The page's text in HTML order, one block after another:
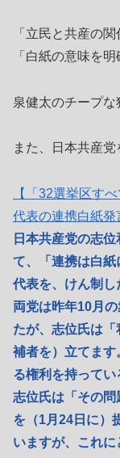
「立民と共産の
「白紙の意味を明
泉健太のチープな
また、日本共産党
【「32選挙区す
代表の連携白紙発
日本共産党の志
て、「連携は白
代表を、けん制し
両党は昨年10月
たが、志位氏は
補者を）立てま
る権利を持ってい
志位氏は「その問
を（1月24日に）
いますが、これ